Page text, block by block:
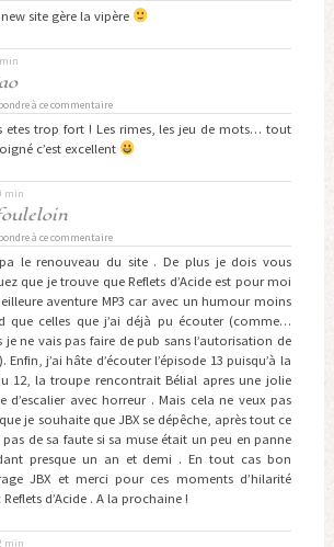
site gère la vipère
à ce commentaire
etes trop fort ! Les rimes, les jeu de mots… tout
c’est excellent
min
à ce commentaire
le renouveau du site . De plus je dois vous
que je trouve que Reflets d’Acide est pour moi
aventure MP3 car avec un humour moins
que celles que j’ai déjà pu écouter (comme…
je ne vais pas faire de pub sans l’autorisation de
Enfin, j’ai hâte d’écouter l’épisode 13 puisqu’à la
12, la troupe rencontrait Bélial apres une jolie
d’escalier avec horreur . Mais cela ne veux pas
je souhaite que JBX se dépêche, après tout ce
pas de sa faute si sa muse était un peu en panne
presque un an et demi . En tout cas bon
JBX et merci pour ces moments d’hilarité
Reflets d’Acide . A la prochaine !
min